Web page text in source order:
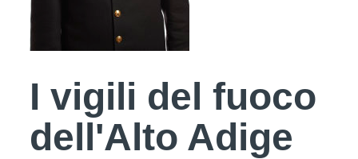
I vigili del fuoco
dell'Alto Adige